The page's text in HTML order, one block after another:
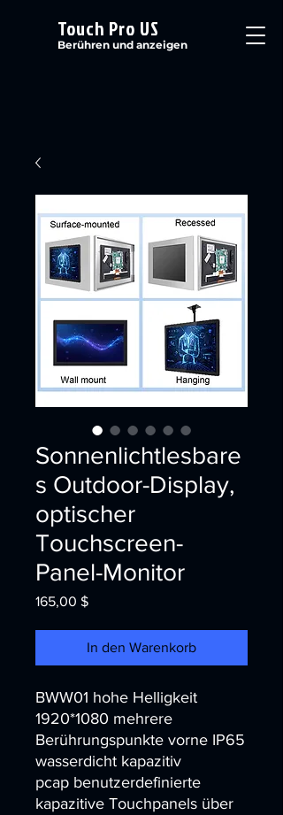
Touch Pro US
Berühren und anzeigen
Sonnenlichtlesbare
s Outdoor-Display,
optischer
Touchscreen-
Panel-Monitor
165,00 $Preis
In den Warenkorb
BWW01 hohe Helligkeit
1920*1080 mehrere
Berührungspunkte vorne IP65
wasserdicht kapazitiv
pcap benutzerdefinierte
kapazitive Touchpanels über